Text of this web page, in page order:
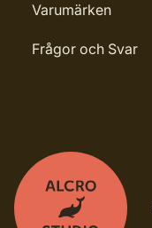
Varumärken
Frågor och Svar